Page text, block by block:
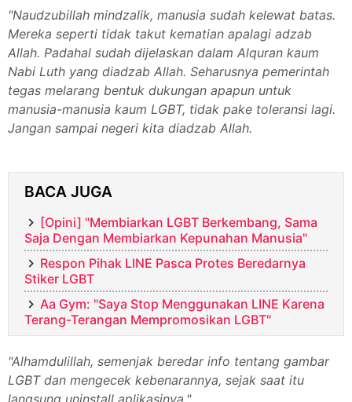
"Naudzubillah mindzalik, manusia sudah kelewat batas.
Mereka seperti tidak takut kematian apalagi adzab
Allah. Padahal sudah dijelaskan dalam Alquran kaum
Nabi Luth yang diadzab Allah. Seharusnya pemerintah
tegas melarang bentuk dukungan apapun untuk
manusia-manusia kaum LGBT, tidak pake toleransi lagi.
Jangan sampai negeri kita diadzab Allah.
BACA JUGA
[Opini] "Membiarkan LGBT Berkembang, Sama
Saja Dengan Membiarkan Kepunahan Manusia"
Respon Pihak LINE Pasca Protes Beredarnya
Stiker LGBT
Aa Gym: "Saya Stop Menggunakan LINE Karena
Terang-Terangan Mempromosikan LGBT"
"Alhamdulillah, semenjak beredar info tentang gambar
LGBT dan mengecek kebenarannya, sejak saat itu
langsung uninstall aplikasinya."